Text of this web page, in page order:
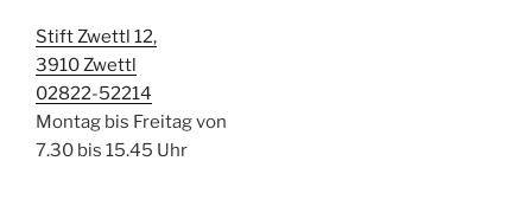
Stift Zwettl 12,
3910 Zwettl
02822-52214
Montag bis Freitag von
7.30 bis 15.45 Uhr